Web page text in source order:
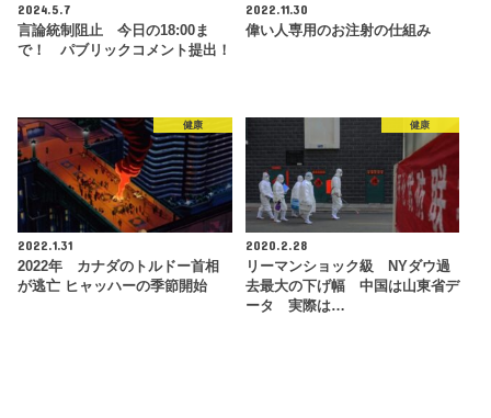
2024.5.7
言論統制阻止 今日の18:00ま
で！ パブリックコメント提出！
2022.11.30
偉い人専用のお注射の仕組み
健康
2022.1.31
2022年 カナダのトルドー首相
が逃亡 ヒャッハーの季節開始
健康
2020.2.28
リーマンショック級 NYダウ過
去最大の下げ幅 中国は山東省デ
ータ 実際は…